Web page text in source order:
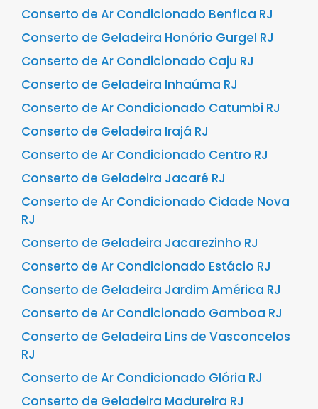
Conserto de Ar Condicionado Benfica RJ
Conserto de Geladeira Honório Gurgel RJ
Conserto de Ar Condicionado Caju RJ
Conserto de Geladeira Inhaúma RJ
Conserto de Ar Condicionado Catumbi RJ
Conserto de Geladeira Irajá RJ
Conserto de Ar Condicionado Centro RJ
Conserto de Geladeira Jacaré RJ
Conserto de Ar Condicionado Cidade Nova
RJ
Conserto de Geladeira Jacarezinho RJ
Conserto de Ar Condicionado Estácio RJ
Conserto de Geladeira Jardim América RJ
Conserto de Ar Condicionado Gamboa RJ
Conserto de Geladeira Lins de Vasconcelos
RJ
Conserto de Ar Condicionado Glória RJ
Conserto de Geladeira Madureira RJ